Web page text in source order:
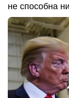
не способна